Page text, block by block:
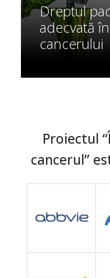
Dreptul
adecvată
cancerului
Proiectul
cancerul”